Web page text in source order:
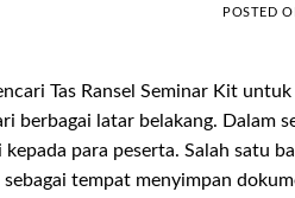
POSTED
Tas Ransel Seminar Kit
berbagai latar belakang. Dalam
kepada para peserta. Salah satu
tempat menyimpan